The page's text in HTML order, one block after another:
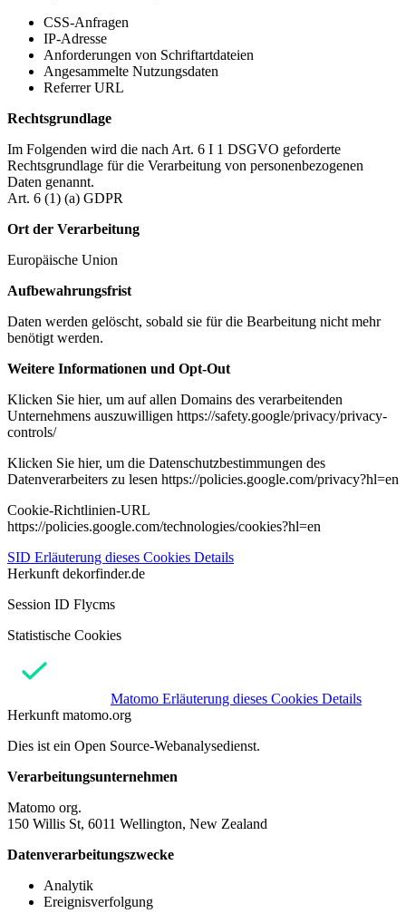
CSS-Anfragen
IP-Adresse
Anforderungen von Schriftartdateien
Angesammelte Nutzungsdaten
Referrer URL
Rechtsgrundlage
Im Folgenden wird die nach Art. 6 I 1 DSGVO geforderte
Rechtsgrundlage für die Verarbeitung von personenbezogenen
Daten genannt.
Art. 6 (1) (a) GDPR
Ort der Verarbeitung
Europäische Union
Aufbewahrungsfrist
Daten werden gelöscht, sobald sie für die Bearbeitung nicht mehr
benötigt werden.
Weitere Informationen und Opt-Out
Klicken Sie hier, um auf allen Domains des verarbeitenden
Unternehmens auszuwilligen https://safety.google/privacy/privacy-
controls/
Klicken Sie hier, um die Datenschutzbestimmungen des
Datenverarbeiters zu lesen https://policies.google.com/privacy?hl=en
Cookie-Richtlinien-URL
https://policies.google.com/technologies/cookies?hl=en
SID Erläuterung dieses Cookies Details
Herkunft dekorfinder.de
Session ID Flycms
Statistische Cookies
Matomo Erläuterung dieses Cookies Details
Herkunft matomo.org
Dies ist ein Open Source-Webanalysedienst.
Verarbeitungsunternehmen
Matomo org.
150 Willis St, 6011 Wellington, New Zealand
Datenverarbeitungszwecke
Analytik
Ereignisverfolgung